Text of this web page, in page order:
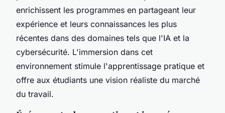
enrichissent les programmes en partageant leur
expérience et leurs connaissances les plus
récentes dans des domaines tels que l'IA et la
cybersécurité. L'immersion dans cet
environnement stimule l'apprentissage pratique et
offre aux étudiants une vision réaliste du marché
du travail.